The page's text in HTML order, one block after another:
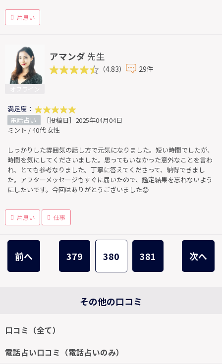
片思い
アマンダ 先生
（4.83） 29件
満足度：
電話占い
［投稿日］2025年04月04日
ミント / 40代 女性
しっかりした雰囲気の話し方で元気になりました。短い時間でしたが、
時間を気にしてくださいました。思ってもいなかった意外なことを言わ
れ、とても参考なりました。丁寧に答えてくださって、納得できまし
た。アフターメッセージもすぐに届いたので、鑑定結果を忘れないよう
にしたいです。今回はありがとうございました😊
片思い 仕事
前へ 379 380 381 次へ
その他の口コミ
口コミ（全て）
電話占い口コミ（電話占いのみ）